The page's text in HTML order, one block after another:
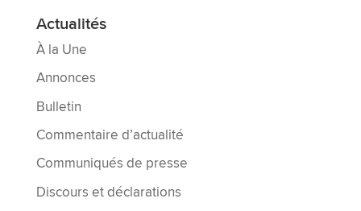
Actualités
À la Une
Annonces
Bulletin
Commentaire d’actualité
Communiqués de presse
Discours et déclarations